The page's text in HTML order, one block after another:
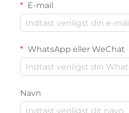
E-mail
WhatsApp eller WeChat
Navn